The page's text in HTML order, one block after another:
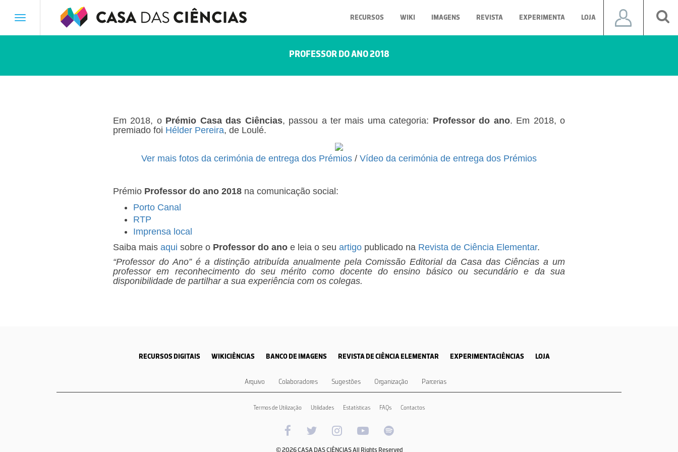
Toggle
RECURSOS WIKI IMAGENS REVISTA EXPERIMENTA LOJA
PROFESSOR DO ANO 2018
Em 2018, o Prémio Casa das Ciências, passou a ter mais uma categoria: Professor do ano. Em 2018, o
premiado foi Hélder Pereira, de Loulé.
Ver mais fotos da cerimónia de entrega dos Prémios / Vídeo da cerimónia de entrega dos Prémios
Prémio Professor do ano 2018 na comunicação social:
Porto Canal
RTP
Imprensa local
Saiba mais aqui sobre o Professor do ano e leia o seu artigo publicado na Revista de Ciência Elementar.
“Professor do Ano” é a distinção atribuída anualmente pela Comissão Editorial da Casa das Ciências a um
professor em reconhecimento do seu mérito como docente do ensino básico ou secundário e da sua
disponibilidade de partilhar a sua experiência com os colegas.
RECURSOS DIGITAIS WIKICIÊNCIAS BANCO DE IMAGENS REVISTA DE CIÊNCIA ELEMENTAR EXPERIMENTACIÊNCIAS LOJA
Arquivo Colaboradores Sugestões Organização Parcerias
Termos de Utilização Utilidades Estatísticas FAQs Contactos
© 2026 CASA DAS CIÊNCIAS All Rights Reserved